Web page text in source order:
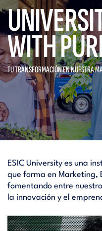
WITH
TU TRANSFORMACIÓN EN NUESTRA
ESIC University es una
que forma en Marketing,
fomentando entre
la innovación y el